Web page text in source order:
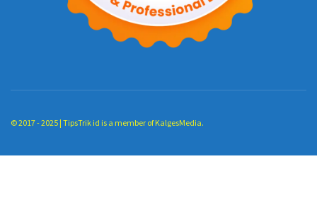
© 2017 - 2025 | TipsTrik id is a member ofKalgesMedia.